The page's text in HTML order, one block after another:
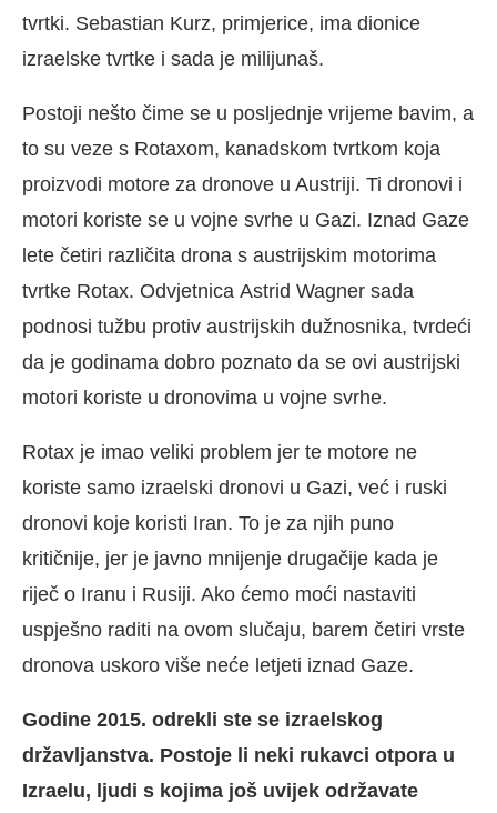
tvrtki. Sebastian Kurz, primjerice, ima dionice
izraelske tvrtke i sada je milijunaš.
Postoji nešto čime se u posljednje vrijeme bavim, a
to su veze s Rotaxom, kanadskom tvrtkom koja
proizvodi motore za dronove u Austriji. Ti dronovi i
motori koriste se u vojne svrhe u Gazi. Iznad Gaze
lete četiri različita drona s austrijskim motorima
tvrtke Rotax. Odvjetnica Astrid Wagner sada
podnosi tužbu protiv austrijskih dužnosnika, tvrdeći
da je godinama dobro poznato da se ovi austrijski
motori koriste u dronovima u vojne svrhe.
Rotax je imao veliki problem jer te motore ne
koriste samo izraelski dronovi u Gazi, već i ruski
dronovi koje koristi Iran. To je za njih puno
kritičnije, jer je javno mnijenje drugačije kada je
riječ o Iranu i Rusiji. Ako ćemo moći nastaviti
uspješno raditi na ovom slučaju, barem četiri vrste
dronova uskoro više neće letjeti iznad Gaze.
Godine 2015. odrekli ste se izraelskog
državljanstva. Postoje li neki rukavci otpora u
Izraelu, ljudi s kojima još uvijek održavate